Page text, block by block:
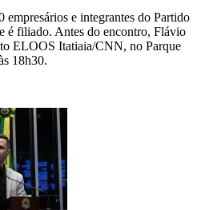
empresários e integrantes do Partido
é filiado. Antes do encontro, Flávio
ELOOS Itatiaia/CNN, no Parque
18h30.